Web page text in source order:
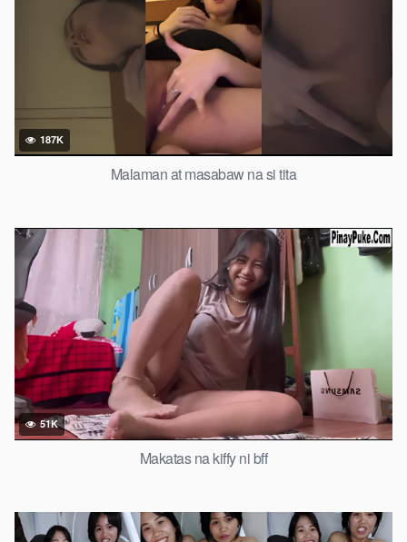
187K
Malaman at masabaw na si tita
51K
Makatas na kiffy ni bff